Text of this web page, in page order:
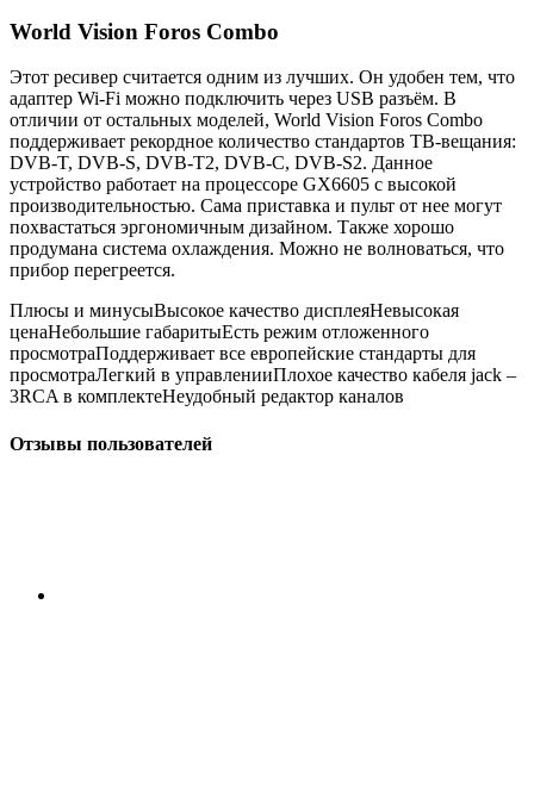
World Vision Foros Combo
Этот ресивер считается одним из лучших. Он удобен тем, что
адаптер Wi-Fi можно подключить через USB разъём. В
отличии от остальных моделей, World Vision Foros Combo
поддерживает рекордное количество стандартов ТВ-вещания:
DVB-T, DVB-S, DVB-T2, DVB-C, DVB-S2. Данное
устройство работает на процессоре GX6605 с высокой
производительностью. Сама приставка и пульт от нее могут
похвастаться эргономичным дизайном. Также хорошо
продумана система охлаждения. Можно не волноваться, что
прибор перегреется.
Плюсы и минусыВысокое качество дисплеяНевысокая
ценаНебольшие габаритыЕсть режим отложенного
просмотраПоддерживает все европейские стандарты для
просмотраЛегкий в управленииПлохое качество кабеля jack –
3RCA в комплектеНеудобный редактор каналов
Отзывы пользователей